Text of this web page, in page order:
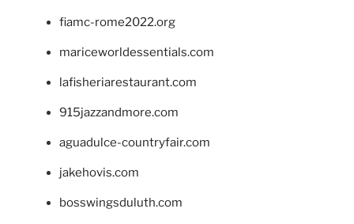
fiamc-rome2022.org
mariceworldessentials.com
lafisheriarestaurant.com
915jazzandmore.com
aguadulce-countryfair.com
jakehovis.com
bosswingsduluth.com